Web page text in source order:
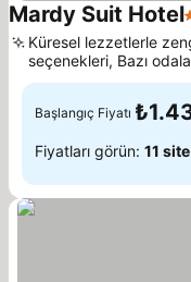
Mardy Suit Hotel
Küresel lezzetlerle
seçenekleri, Bazı
manzarası
Başlangıç Fiyatı
Fiyatları görün: 11 site